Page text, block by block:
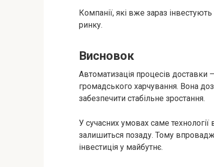
Компанії, які вже зараз
ринку.
Висновок
Автоматизація процесів доставки
громадського харчування. Вона
забезпечити стабільне зростання.
У сучасних умовах саме
залишиться позаду. Тому
інвестиція у майбутнє.